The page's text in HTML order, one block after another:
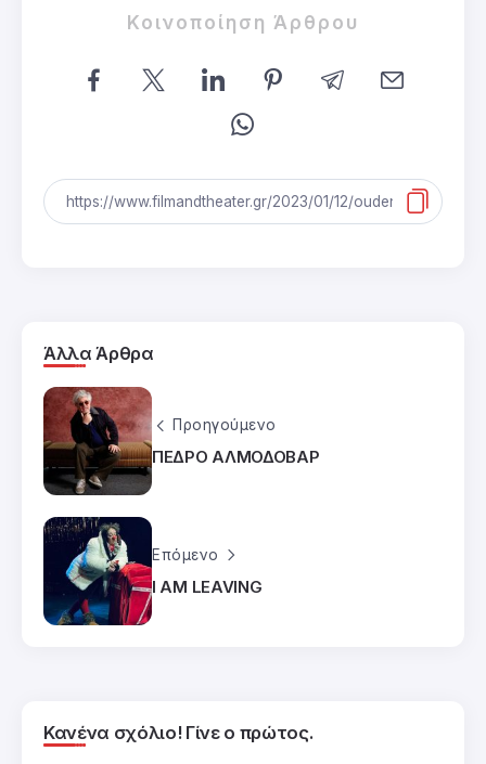
Κοινοποίηση Άρθρου
Άλλα Άρθρα
Προηγούμενο
ΠΕΔΡΟ ΑΛΜΟΔΟΒΑΡ
Επόμενο
I AM LEAVING
Κανένα σχόλιο! Γίνε ο πρώτος.